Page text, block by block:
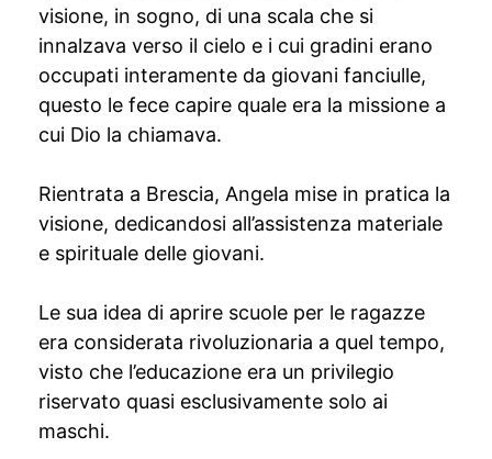
visione, in sogno, di una scala che si
innalzava verso il cielo e i cui gradini erano
occupati interamente da giovani fanciulle,
questo le fece capire quale era la missione a
cui Dio la chiamava.
Rientrata a Brescia, Angela mise in pratica la
visione, dedicandosi all’assistenza materiale
e spirituale delle giovani.
Le sua idea di aprire scuole per le ragazze
era considerata rivoluzionaria a quel tempo,
visto che l’educazione era un privilegio
riservato quasi esclusivamente solo ai
maschi.